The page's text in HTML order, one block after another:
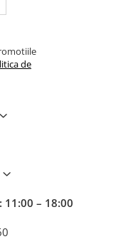
de
11:00 – 18:00